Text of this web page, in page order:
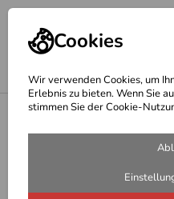
Cookies
Wir verwenden Cookies, um
Erlebnis zu bieten. Wenn Sie
stimmen Sie der Cookie-
Startseite